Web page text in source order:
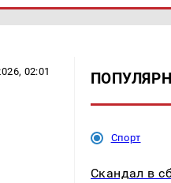
02:01
Спорт
Скандал в